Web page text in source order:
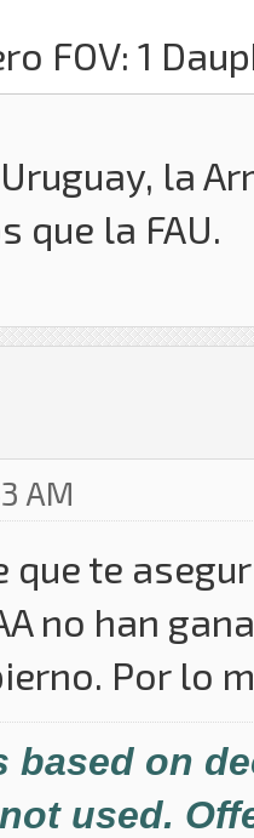
FOV: 1
la
que la FAU.
AM
que te
no han
Por lo
based on
used.